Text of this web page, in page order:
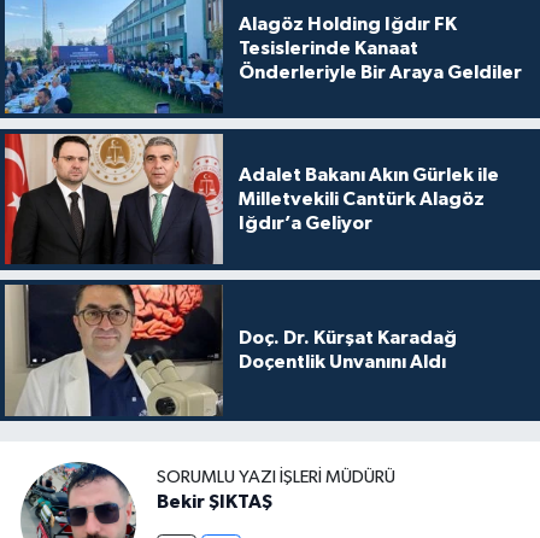
Alagöz Holding Iğdır FK
Tesislerinde Kanaat
Önderleriyle Bir Araya Geldiler
Adalet Bakanı Akın Gürlek ile
Milletvekili Cantürk Alagöz
Iğdır’a Geliyor
Doç. Dr. Kürşat Karadağ
Doçentlik Unvanını Aldı
SORUMLU YAZI İŞLERI MÜDÜRÜ
Bekir ŞIKTAŞ